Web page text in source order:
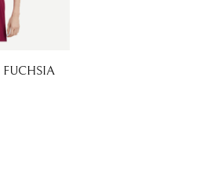
FUCHSIA